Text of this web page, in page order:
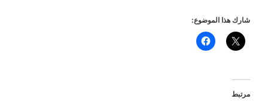
شارك هذا الموضوع:
مرتبط